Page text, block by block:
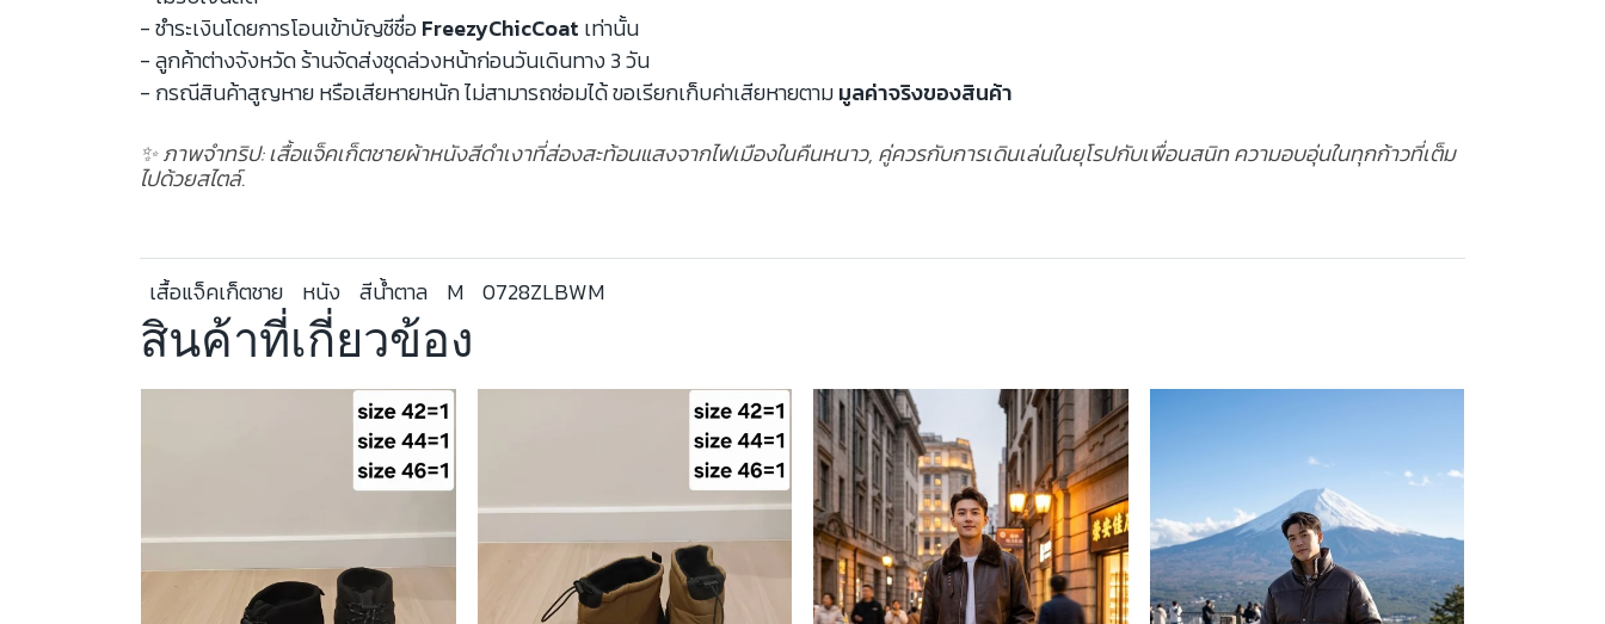
- ชำระเงินโดยการโอนเข้าบัญชีชื่อFreezyChicCoat เท่านั้น
- ลูกค้าต่างจังหวัด ร้านจัดส่งชุดล่วงหน้าก่อนวันเดินทาง 3 วัน
- กรณีสินค้าสูญหาย หรือเสียหายหนัก ไม่สามารถซ่อมได้ ขอเรียกเก็บค่าเสียหายตามมูลค่าจริงของสินค้า
✨ ภาพจำทริป: เสื้อแจ็คเก็ตชายผ้าหนังสีดำเงาที่ส่องสะท้อนแสงจากไฟเมืองในคืนหนาว, คู่ควรกับการเดินเล่นในยุโรปกับเพื่อนสนิท ความอบอุ่นในทุกก้าวที่เต็ม
ไปด้วยสไตล์.
เสื้อแจ็คเก็ตชาย หนัง สีน้ำตาล M 0728ZLBWM
สินค้าที่เกี่ยวข้อง